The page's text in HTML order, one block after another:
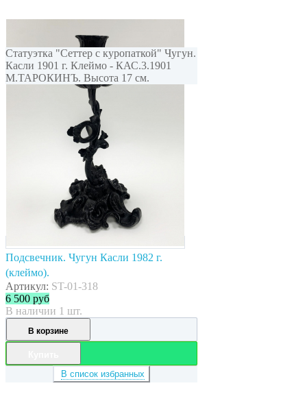
Статуэтка "Сеттер с куропаткой" Чугун.
Касли 1901 г. Клеймо - КАС.3.1901
М.ТАРОКИНЪ. Высота 17 см.
Подсвечник. Чугун Касли 1982 г.
(клеймо).
Артикул: ST-01-318
6 500 руб
В наличии 1 шт.
В корзине
В список избранных